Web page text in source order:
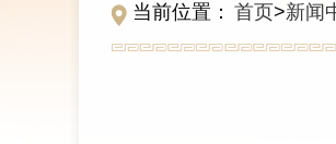
当前位置： 首页>新闻